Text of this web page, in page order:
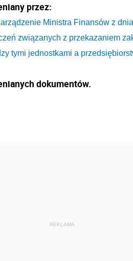
przez:
Ministra Finansów z
związanych z przekazaniem
tymi jednostkami a
dokumentów.